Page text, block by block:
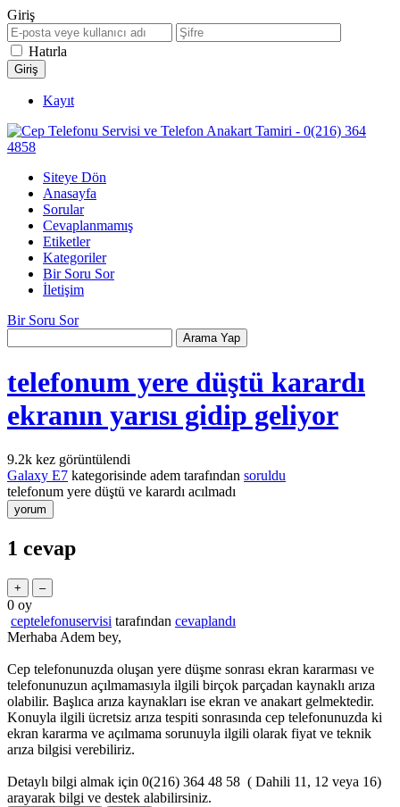
Giriş
Hatırla
Kayıt
Siteye Dön
Anasayfa
Sorular
Cevaplanmamış
Etiketler
Kategoriler
Bir Soru Sor
İletişim
Bir Soru Sor
telefonum yere düştü karardı
ekranın yarısı gidip geliyor
9.2k kez görüntülendi
Galaxy E7 kategorisinde adem tarafından soruldu
telefonum yere düştü ve karardı acılmadı
1 cevap
0 oy
ceptelefonuservisi tarafından cevaplandı
Merhaba Adem bey,
Cep telefonunuzda oluşan yere düşme sonrası ekran kararması ve
telefonunuzun açılmamasıyla ilgili birçok parçadan kaynaklı arıza
olabilir. Başlıca arıza kaynakları ise ekran ve anakart gelmektedir.
Konuyla ilgili ücretsiz arıza tespiti sonrasında cep telefonunuzda ki
ekran kararma ve açılmama sorunuyla ilgili olarak fiyat ve teknik
arıza bilgisi verebiliriz.
Detaylı bilgi almak için 0(216) 364 48 58 ( Dahili 11, 12 veya 16)
arayarak bilgi ve destek alabilirsiniz.